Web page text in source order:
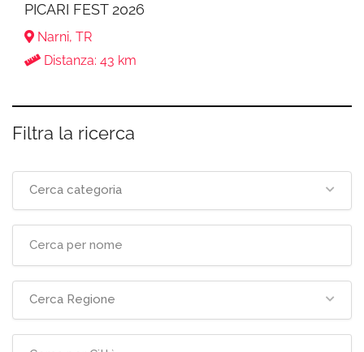
PICARI FEST 2026
Narni, TR
Distanza: 43 km
Filtra la ricerca
Cerca categoria
Cerca Regione